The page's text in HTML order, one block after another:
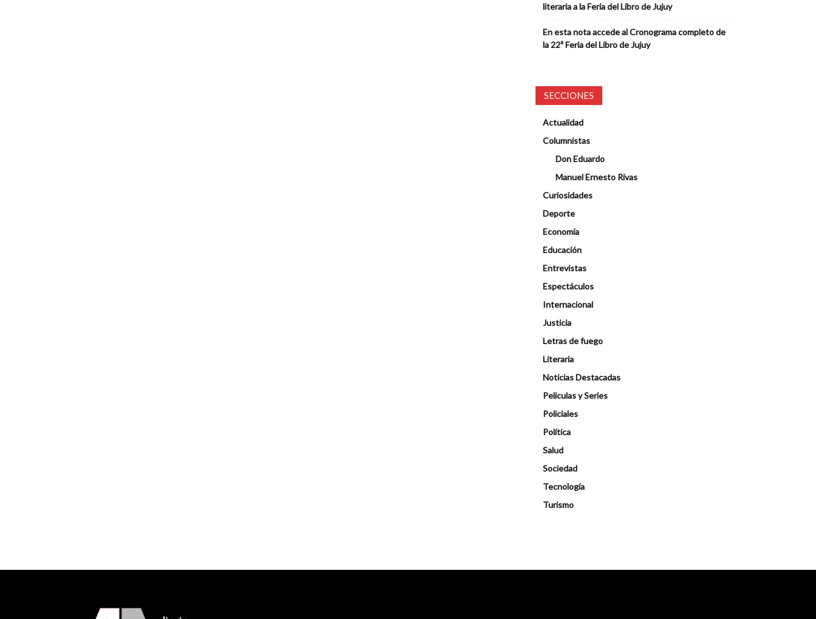
literaria a la Feria del Libro de Jujuy
En esta nota accede al Cronograma completo de
la 22ª Feria del Libro de Jujuy
SECCIONES
Actualidad
Columnistas
Don Eduardo
Manuel Ernesto Rivas
Curiosidades
Deporte
Economía
Educación
Entrevistas
Espectáculos
Internacional
Justicia
Letras de fuego
Literaria
Noticias Destacadas
Peliculas y Series
Policiales
Política
Salud
Sociedad
Tecnología
Turismo